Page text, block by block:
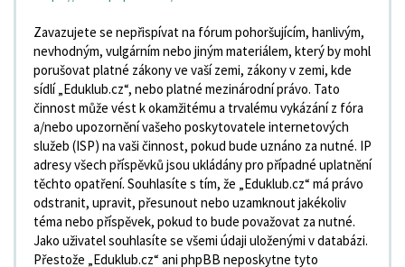
Zavazujete se nepřispívat na fórum pohoršujícím, hanlivým,
nevhodným, vulgárním nebo jiným materiálem, který by mohl
porušovat platné zákony ve vaší zemi, zákony v zemi, kde
sídlí „Eduklub.cz“, nebo platné mezinárodní právo. Tato
činnost může vést k okamžitému a trvalému vykázání z fóra
a/nebo upozornění vašeho poskytovatele internetových
služeb (ISP) na vaši činnost, pokud bude uznáno za nutné. IP
adresy všech příspěvků jsou ukládány pro případné uplatnění
těchto opatření. Souhlasíte s tím, že „Eduklub.cz“ má právo
odstranit, upravit, přesunout nebo uzamknout jakékoliv
téma nebo příspěvek, pokud to bude považovat za nutné.
Jako uživatel souhlasíte se všemi údaji uloženými v databázi.
Přestože „Eduklub.cz“ ani phpBB neposkytne tyto